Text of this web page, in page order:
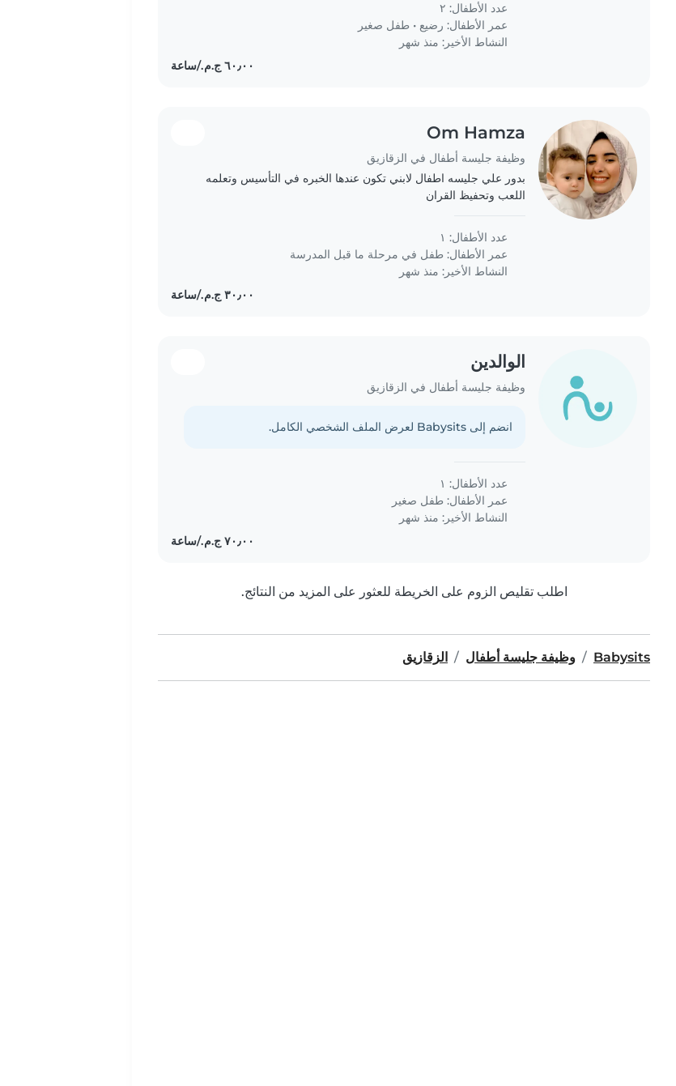
عدد الأطفال: ٢
عمر الأطفال: رضيع • طفل صغير
النشاط الأخير: منذ شهر
Om Hamza
وظيفة جليسة أطفال في الزقازيق
بدور علي جليسه اطفال لابني تكون عندها الخبره في التأسيس وتعلمه
اللعب وتحفيظ القران
عدد الأطفال: ١
عمر الأطفال: طفل في مرحلة ما قبل المدرسة
النشاط الأخير: منذ شهر
الوالدين
وظيفة جليسة أطفال في الزقازيق
انضم إلى Babysits لعرض الملف الشخصي الكامل.
عدد الأطفال: ١
عمر الأطفال: طفل صغير
النشاط الأخير: منذ شهر
اطلب تقليص الزوم على الخريطة للعثور على المزيد من النتائج.
Babysits وظيفة جليسة أطفال الزقازيق